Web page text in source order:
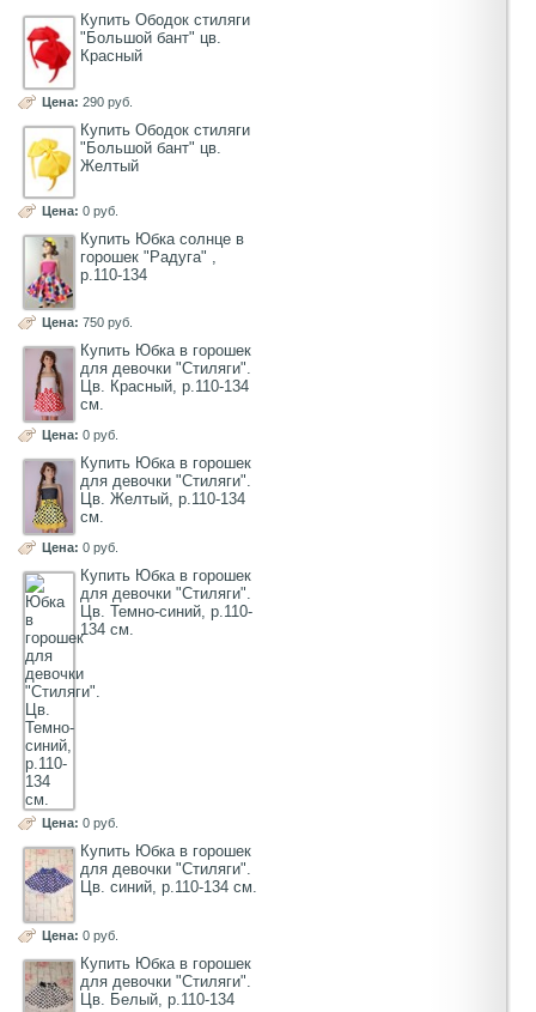
Купить Ободок стиляги
"Большой бант" цв.
Красный
Цена: 290 руб.
Купить Ободок стиляги
"Большой бант" цв.
Желтый
Цена: 0 руб.
Купить Юбка солнце в
горошек "Радуга" ,
р.110-134
Цена: 750 руб.
Купить Юбка в горошек
для девочки "Стиляги".
Цв. Красный, р.110-134
см.
Цена: 0 руб.
Купить Юбка в горошек
для девочки "Стиляги".
Цв. Желтый, р.110-134
см.
Цена: 0 руб.
Купить Юбка в горошек
для девочки "Стиляги".
Цв. Темно-синий, р.110-
134 см.
Цена: 0 руб.
Купить Юбка в горошек
для девочки "Стиляги".
Цв. cиний, р.110-134 см.
Цена: 0 руб.
Купить Юбка в горошек
для девочки "Стиляги".
Цв. Белый, р.110-134